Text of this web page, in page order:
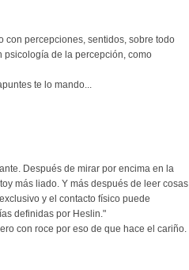
con percepciones, sentidos, sobre todo
psicología de la percepción, como
te lo mando...
Después de mirar por encima en la
más liado. Y más después de leer cosas
y el contacto físico puede
definidas por Heslin."
con roce por eso de que hace el cariño.